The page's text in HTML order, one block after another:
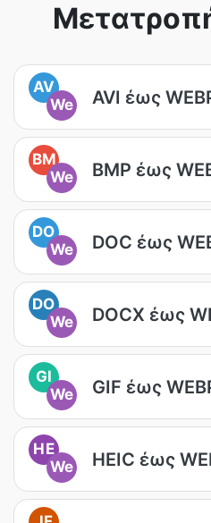
AV
We
AVI έως
BM
We
BMP έως
DO
We
DOC έως
DO
We
DOCX έως
GI
We
GIF έως
HE
We
HEIC έως